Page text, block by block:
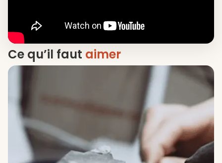
Ce qu’il faut aimer